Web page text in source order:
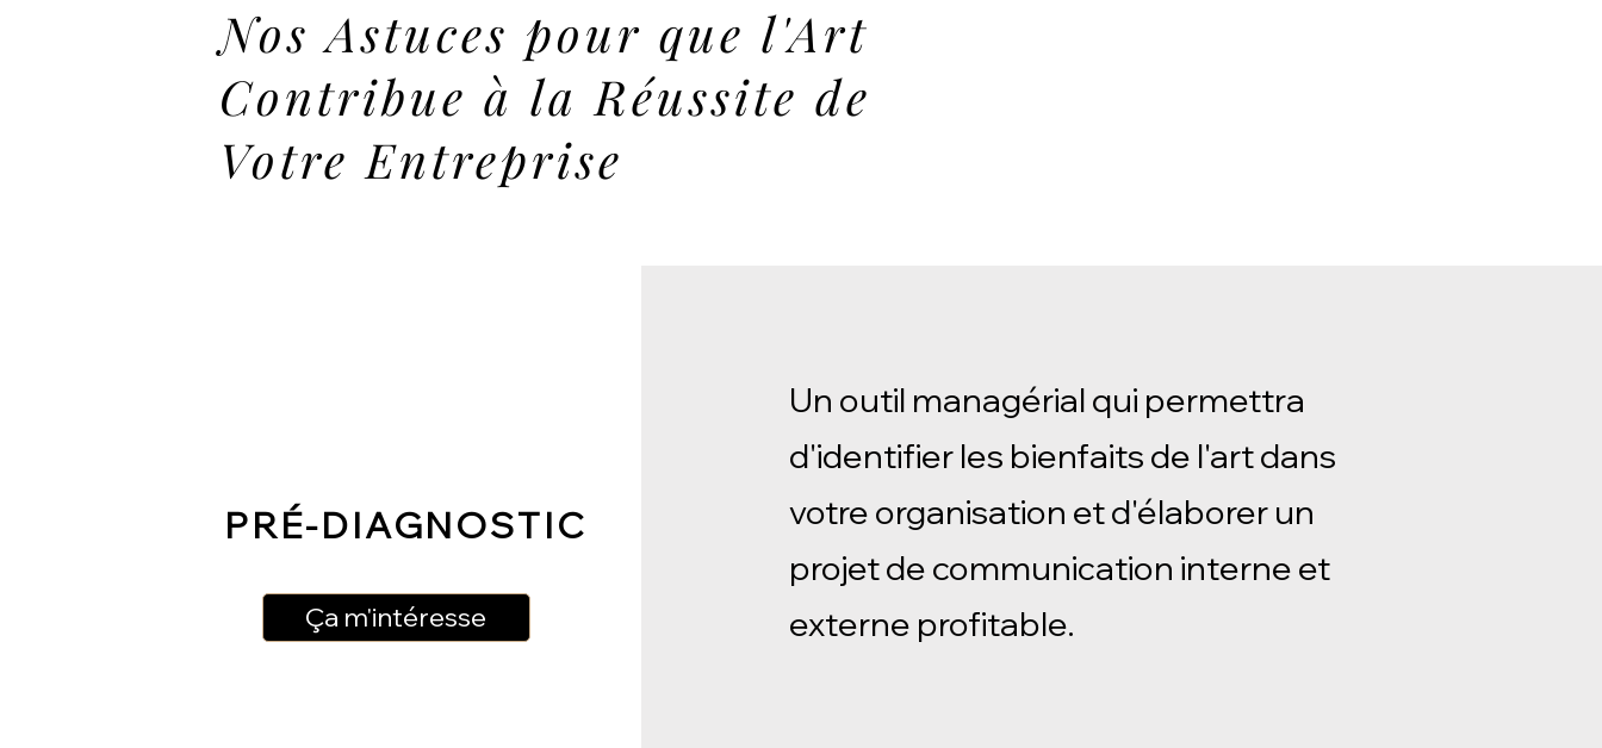
Nos Astuces pour que l'Art
Contribue à la Réussite de
Votre Entreprise
PRÉ-DIAGNOSTIC
Ça m'intéresse
Un outil managérial qui permettra
d'identifier les bienfaits de l'art dans
votre organisation et d'élaborer un
projet de communication interne et
externe profitable.